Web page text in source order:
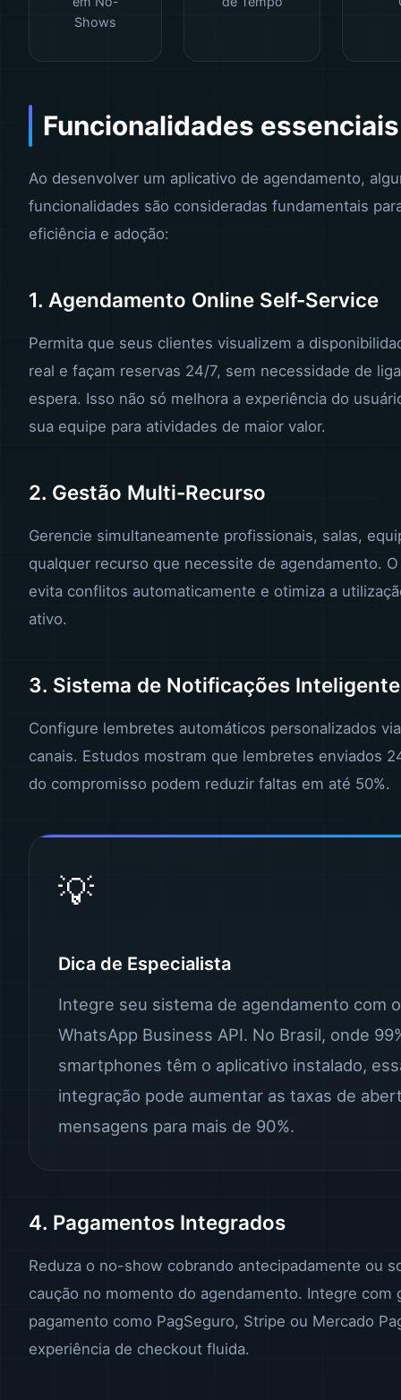
Shows
Funcionalidades essenciais
Ao desenvolver um aplicativo de agendamento,
funcionalidades são consideradas fundamentais
eficiência e adoção:
1. Agendamento Online Self-Service
Permita que seus clientes visualizem a
real e façam reservas 24/7, sem necessidade de
espera. Isso não só melhora a experiência do
sua equipe para atividades de maior valor.
2. Gestão Multi-Recurso
Gerencie simultaneamente profissionais, salas,
qualquer recurso que necessite de agendamento.
evita conflitos automaticamente e otimiza a
ativo.
3. Sistema de Notificações
Configure lembretes automáticos personalizados
canais. Estudos mostram que lembretes enviados
do compromisso podem reduzir faltas em até 50%.
💡
Dica de Especialista
Integre seu sistema de agendamento com o
WhatsApp Business API. No Brasil, onde
smartphones têm o aplicativo instalado,
integração pode aumentar as taxas de
mensagens para mais de 90%.
4. Pagamentos Integrados
Reduza o no-show cobrando antecipadamente ou
caução no momento do agendamento. Integre com
pagamento como PagSeguro, Stripe ou Mercado
experiência de checkout fluida.